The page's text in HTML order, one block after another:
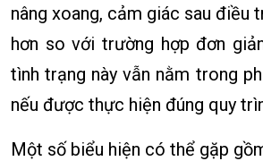
nâng xoang, cảm giác sau điều
hơn so với trường hợp đơn
tình trạng này vẫn nằm trong
nếu được thực hiện đúng quy
Một số biểu hiện có thể gặp